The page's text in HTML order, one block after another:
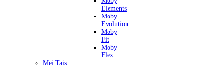
Elements
Moby
Evolution
Moby
Fit
Moby
Flex
Mei Tais